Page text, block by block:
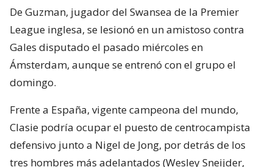
De Guzman, jugador del Swansea de la Premier
League inglesa, se lesionó en un amistoso contra
Gales disputado el pasado miércoles en
Ámsterdam, aunque se entrenó con el grupo el
domingo.
Frente a España, vigente campeona del mundo,
Clasie podría ocupar el puesto de centrocampista
defensivo junto a Nigel de Jong, por detrás de los
tres hombres más adelantados (Wesley Sneijder,